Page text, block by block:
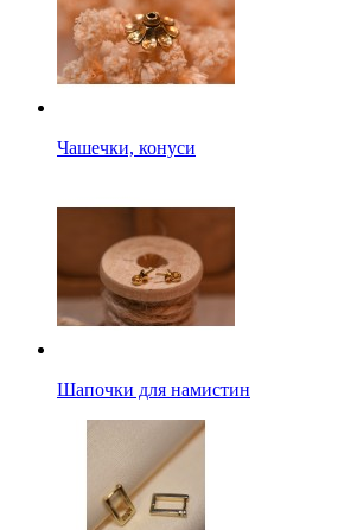
Чашечки, конуси
Шапочки для намистин